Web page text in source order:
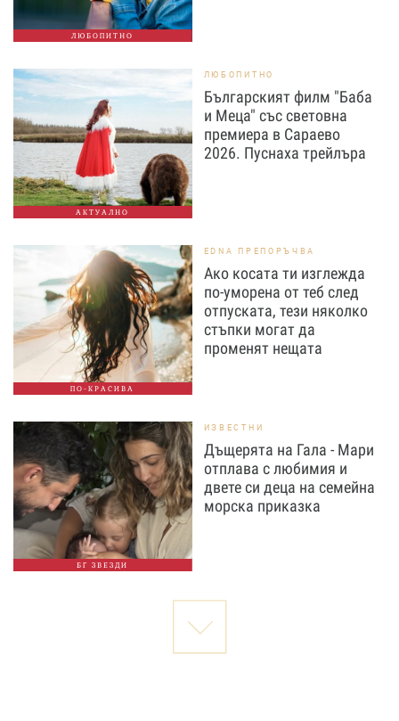
ЛЮБОПИТНО
АКТУАЛНО
ЛЮБОПИТНО
Българският филм "Баба
и Меца" със световна
премиера в Сараево
2026. Пуснаха трейлъра
ПО-КРАСИВА
EDNA ПРЕПОРЪЧВА
Ако косата ти изглежда
по-уморена от теб след
отпуската, тези няколко
стъпки могат да
променят нещата
БГ ЗВЕЗДИ
ИЗВЕСТНИ
Дъщерята на Гала - Мари
отплава с любимия и
двете си деца на семейна
морска приказка